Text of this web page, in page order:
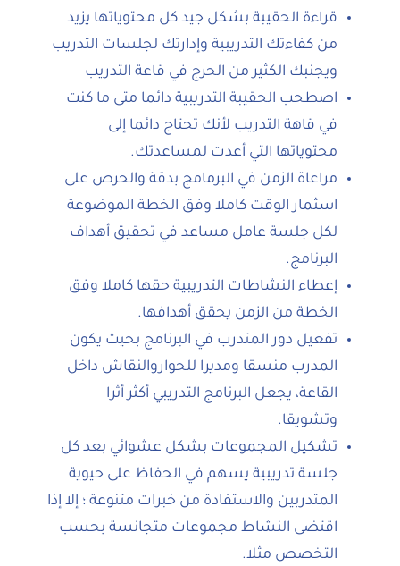
قراءة الحقيبة بشكل جيد كل محتوياتها يزيد
من كفاءتك التدريبية وإدارتك لجلسات التدريب
ويجنبك الكثير من الحرج في قاعة التدريب
اصطحب الحقيبة التدريبية دائما متى ما كنت
في قاهة التدريب لأنك تحتاج دائما إلى
محتوياتها التي أعدت لمساعدتك.
مراعاة الزمن في البرمامج بدقة والحرص على
اسثمار الوقت كاملا وفق الخطة الموضوعة
لكل جلسة عامل مساعد في تحقيق أهداف
البرنامج.
إعطاء النشاطات التدريبية حقها كاملا وفق
الخطة من الزمن يحقق أهدافها.
تفعيل دور المتدرب في البرنامج بحيث يكون
المدرب منسقا ومديرا للحواروالنقاش داخل
القاعة، يجعل البرنامج التدريبي أكثر أثرا
وتشويقا.
تشكيل المجموعات بشكل عشوائي بعد كل
جلسة تدريبية يسهم في الحفاظ على حيوية
المتدربين والاستفادة من خبرات متنوعة ؛ إلا إذا
اقتضى النشاط مجموعات متجانسة بحسب
التخصص مثلا.